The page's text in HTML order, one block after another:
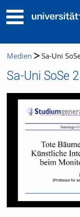
Medien Sa-Uni
Sa-Uni SoSe